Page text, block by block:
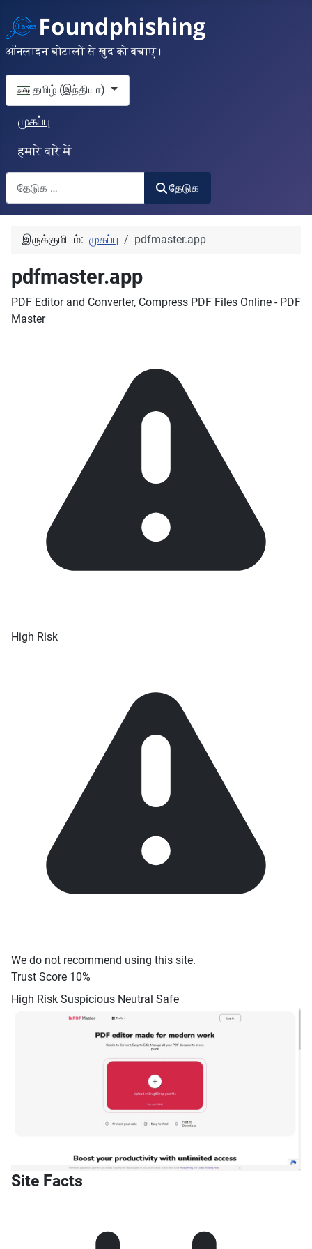
ऑनलाइन घोटालों से खुद को बचाएं।
தங்கள் மொழியைத் தேர்வுசெய்யவும்
தமிழ் (இந்தியா)
முகப்பு
हमारे बारे में
தேடுக
தேடுக
இருக்குமிடம்: முகப்பு pdfmaster.app
pdfmaster.app
PDF Editor and Converter, Compress PDF Files Online - PDF
Master
High Risk
We do not recommend using this site.
Trust Score 10%
High Risk Suspicious Neutral Safe
Site Facts